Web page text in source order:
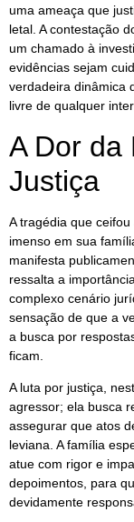
uma ameaça que
letal. A contestação
um chamado à
evidências sejam
verdadeira dinâmica
livre de qualquer
A Dor da
Justiça
A tragédia que
imenso em sua
manifesta
ressalta a
complexo cenário
sensação de que a
a busca por
ficam.
A luta por justiça,
agressor; ela busca
assegurar que atos
leviana. A família
atue com rigor e
depoimentos, para
devidamente